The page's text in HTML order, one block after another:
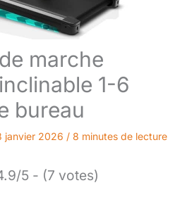
marche
1-6
bureau
janvier 2026 / 8 minutes de lecture
5 - (7 votes)